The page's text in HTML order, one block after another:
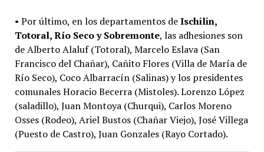
• Por último, en los departamentos deIschilin,
Totoral, Río Seco y Sobremonte, las adhesiones son
de Alberto Alaluf (Totoral), Marcelo Eslava (San
Francisco del Chañar), Cañito Flores (Villa de María de
Río Seco), Coco Albarracín (Salinas) y los presidentes
comunales Horacio Becerra (Mistoles). Lorenzo López
(saladillo), Juan Montoya (Churqui), Carlos Moreno
Osses (Rodeo), Ariel Bustos (Chañar Viejo), José Villega
(Puesto de Castro), Juan Gonzales (Rayo Cortado).